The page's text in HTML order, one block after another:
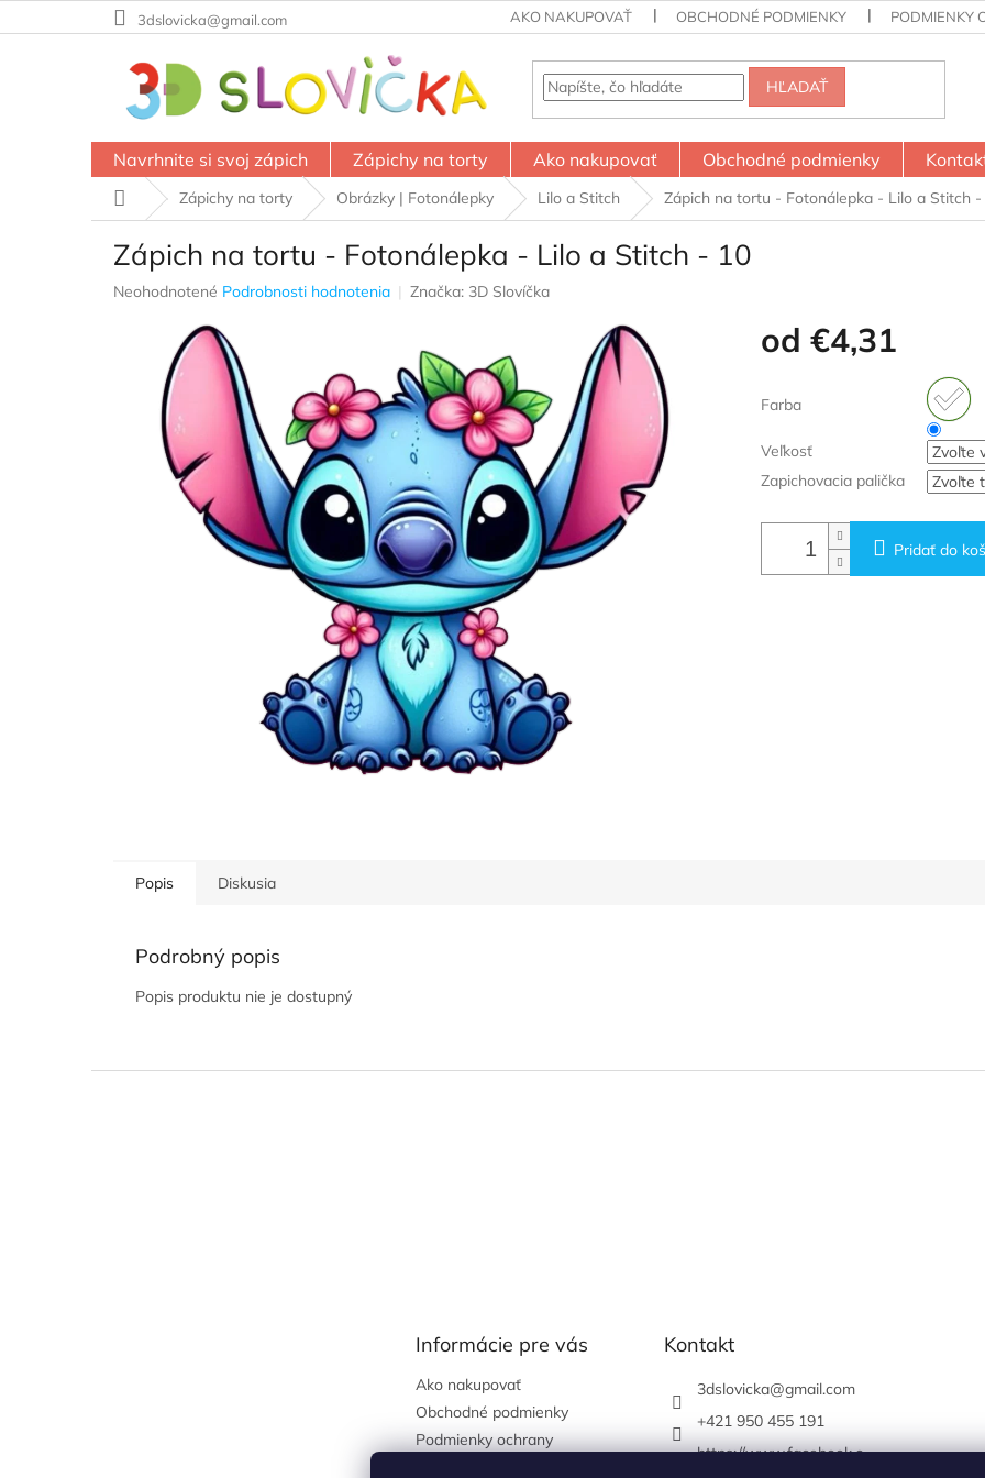
na
3dslovicka@gmail.com AKO NAKUPOVAŤ OBCHODNÉ PODMIENKY PODMIENKY
HĽADAŤ
Navrhnite si svoj zápich Zápichy na torty Ako nakupovať Obchodné podmienky
DomovZápichy na torty Obrázky | Fotonálepky Lilo a Stitch Zápich na tortu - Fotonálepka - Lilo a Stitch -
Zápich na tortu - Fotonálepka - Lilo a Stitch - 10
Priemerné
hviezdičiek.
Neohodnotené Podrobnosti hodnotenia Značka: 3D Slovíčka
od €4,31
cena:
Farba
Veľkosť
Zapichovacia palička
Pridať do
Popis Diskusia
Podrobný popis
Popis produktu nie je dostupný
Informácie pre vás
Ako nakupovať
Obchodné podmienky
Podmienky ochrany
Kontakt
3dslovicka@gmail.com
+421 950 455 191
https://www.facebook.c